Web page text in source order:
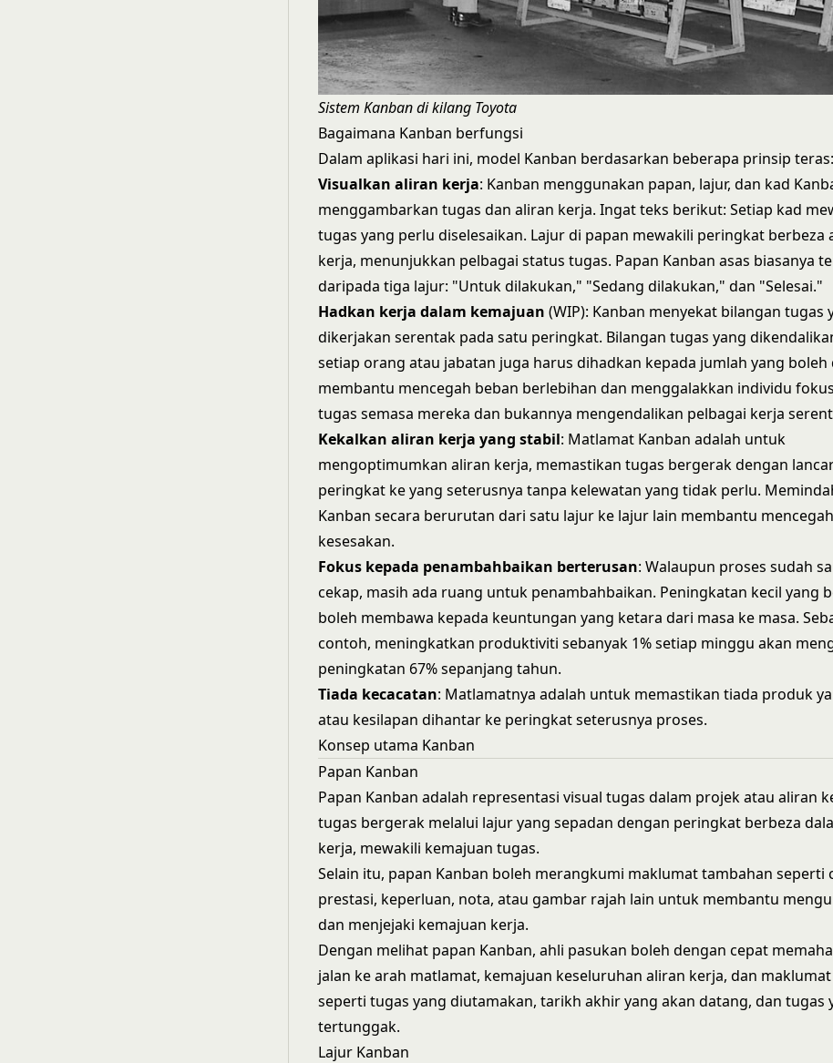
Sistem Kanban di kilang Toyota
Bagaimana Kanban berfungsi
Dalam aplikasi hari ini, model Kanban berdasarkan beberapa prinsip teras:
Visualkan aliran kerja: Kanban menggunakan papan, lajur, dan kad
menggambarkan tugas dan aliran kerja. Ingat teks berikut: Setiap kad
tugas yang perlu diselesaikan. Lajur di papan mewakili peringkat berbeza
kerja, menunjukkan pelbagai status tugas. Papan Kanban asas biasanya
daripada tiga lajur: "Untuk dilakukan," "Sedang dilakukan," dan "Selesai."
Hadkan kerja dalam kemajuan (WIP): Kanban menyekat bilangan tugas
dikerjakan serentak pada satu peringkat. Bilangan tugas yang
setiap orang atau jabatan juga harus dihadkan kepada jumlah yang boleh
membantu mencegah beban berlebihan dan menggalakkan individu
tugas semasa mereka dan bukannya mengendalikan pelbagai kerja
Kekalkan aliran kerja yang stabil: Matlamat Kanban adalah untuk
mengoptimumkan aliran kerja, memastikan tugas bergerak dengan
peringkat ke yang seterusnya tanpa kelewatan yang tidak perlu.
Kanban secara berurutan dari satu lajur ke lajur lain membantu mencegah
kesesakan.
Fokus kepada penambahbaikan berterusan: Walaupun proses sudah
cekap, masih ada ruang untuk penambahbaikan. Peningkatan kecil yang
boleh membawa kepada keuntungan yang ketara dari masa ke masa.
contoh, meningkatkan produktiviti sebanyak 1% setiap minggu akan
peningkatan 67% sepanjang tahun.
Tiada kecacatan: Matlamatnya adalah untuk memastikan tiada produk
atau kesilapan dihantar ke peringkat seterusnya proses.
Konsep utama Kanban
Papan Kanban
Papan Kanban adalah representasi visual tugas dalam projek atau aliran
tugas bergerak melalui lajur yang sepadan dengan peringkat berbeza
kerja, mewakili kemajuan tugas.
Selain itu, papan Kanban boleh merangkumi maklumat tambahan seperti
prestasi, keperluan, nota, atau gambar rajah lain untuk membantu
dan menjejaki kemajuan kerja.
Dengan melihat papan Kanban, ahli pasukan boleh dengan cepat
jalan ke arah matlamat, kemajuan keseluruhan aliran kerja, dan
seperti tugas yang diutamakan, tarikh akhir yang akan datang, dan tugas
tertunggak.
Lajur Kanban